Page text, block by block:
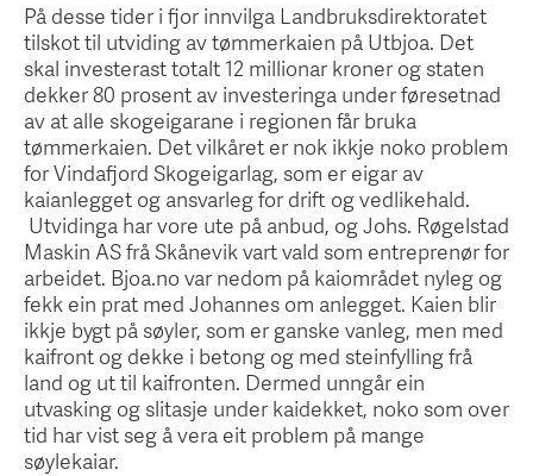
På desse tider i fjor innvilga Landbruksdirektoratet
tilskot til utviding av tømmerkaien på Utbjoa. Det
skal investerast totalt 12 millionar kroner og staten
dekker 80 prosent av investeringa under føresetnad
av at alle skogeigarane i regionen får bruka
tømmerkaien. Det vilkåret er nok ikkje noko problem
for Vindafjord Skogeigarlag, som er eigar av
kaianlegget og ansvarleg for drift og vedlikehald.
Utvidinga har vore ute på anbud, og Johs. Røgelstad
Maskin AS frå Skånevik vart vald som entreprenør for
arbeidet. Bjoa.no var nedom på kaiområdet nyleg og
fekk ein prat med Johannes om anlegget. Kaien blir
ikkje bygt på søyler, som er ganske vanleg, men med
kaifront og dekke i betong og med steinfylling frå
land og ut til kaifronten. Dermed unngår ein
utvasking og slitasje under kaidekket, noko som over
tid har vist seg å vera eit problem på mange
søylekaiar.